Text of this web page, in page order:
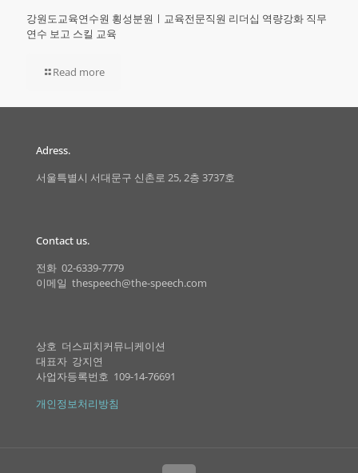
강원도교육연수원 횡성분원ㅣ교육전문직원 리더십 역량강화 직무
연수 보고 스킬 교육
Read more
Adress.
서울특별시 서대문구 신촌로 25, 2층 3737호
Contact us.
전화 02-6339-7779
이메일 thespeech@the-speech.com
상호 더스피치커뮤니케이션
대표자 강지연
사업자등록번호 109-14-76691
개인정보처리방침